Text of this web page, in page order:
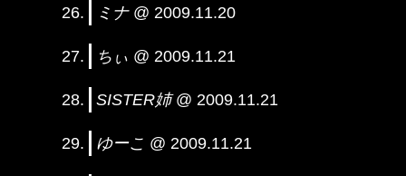
ミナ@ 2009.11.20
ちぃ @ 2009.11.21
SISTER姉@ 2009.11.21
ゆーこ @ 2009.11.21